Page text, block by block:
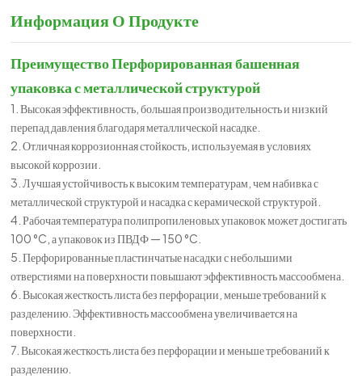
Информация О Продукте
ПреимуществоПерфорированная башенная
упаковка с металлической структурой
1. Высокая эффективность, большая производительность и низкий
перепад давления благодаря металлической насадке.
2. Отличная коррозионная стойкость, используемая в условиях
высокой коррозии.
3. Лучшая устойчивость к высоким температурам, чем набивка с
металлической структурой и насадка с керамической структурой.
4. Рабочая температура полипропиленовых упаковок может достигать
100 °C, а упаковок из ПВДФ — 150 °C.
5. Перфорированные пластинчатые насадки с небольшими
отверстиями на поверхности повышают эффективность массообмена.
6. Высокая жесткость листа без перфорации, меньше требований к
разделению. Эффективность массообмена увеличивается на
поверхности.
7. Высокая жесткость листа без перфорации и меньше требований к
разделению.